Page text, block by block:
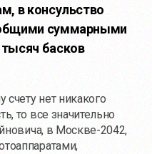
в консульство
суммарными
басков
нет никакого
то все значительно
в Москве-2042,